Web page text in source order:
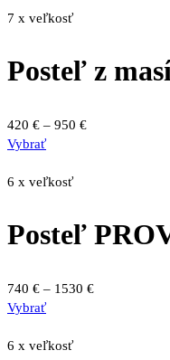
7 x veľkosť
Posteľ z
420 € – 950 €Price
VybraťTento
má
Možnosti
vybrať
na
produktu.
6 x veľkosť
Posteľ
740 € – 1530 €Price
VybraťTento
má
6 x veľkosť